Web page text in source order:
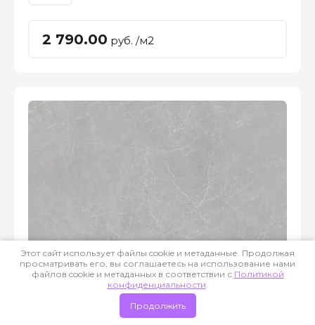
Этот сайт использует файлы cookie и метаданные. Продолжая
просматривать его, вы соглашаетесь на использование нами
файлов cookie и метаданных в соответствии с Политикой
конфиденциальности.
Продолжить
2 790.00 руб. /м2